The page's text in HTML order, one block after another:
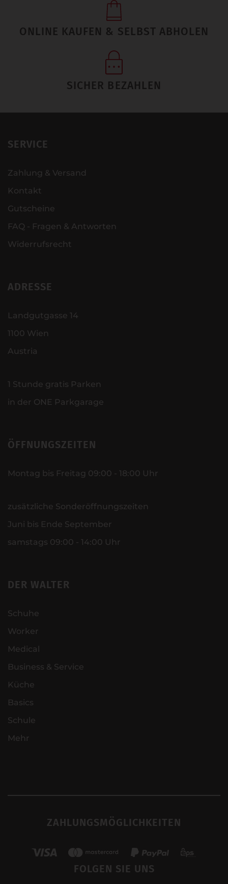
ONLINE KAUFEN & SELBST ABHOLEN
SICHER BEZAHLEN
SERVICE
Zahlung & Versand
Kontakt
Gutscheine
FAQ - Fragen & Antworten
Widerrufsrecht
ADRESSE
Landgutgasse 14
1100 Wien
Austria
1 Stunde gratis Parken
in der ONE Parkgarage
ÖFFNUNGSZEITEN
Montag bis Freitag 09:00 - 18:00 Uhr
zusätzliche Sonderöffnungszeiten
Juni bis Ende September
samstags 09:00 - 14:00 Uhr
DER WALTER
Schuhe
Worker
Medical
Business & Service
Küche
Basics
Schule
Mehr
ZAHLUNGSMÖGLICHKEITEN
FOLGEN SIE UNS